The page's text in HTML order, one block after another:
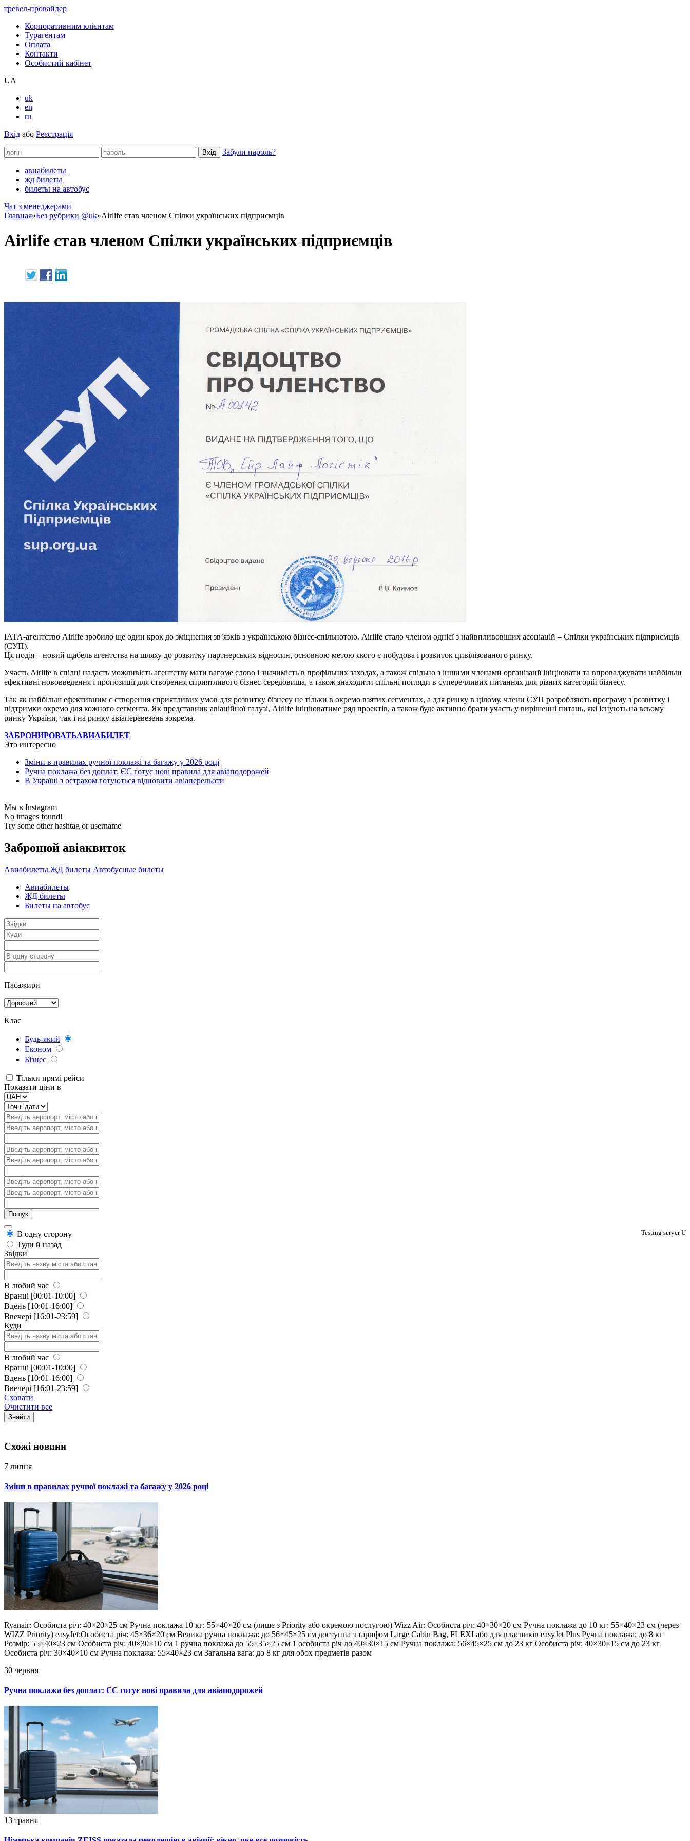
тревел-провайдер
Корпоративним клієнтам
Турагентам
Оплата
Контакти
Особистий кабінет
UA
uk
en
ru
Вхід або Реєстрація
Забули пароль?
авиабилеты
жд билеты
билеты на автобус
Чат з менеджерами
Главная»Без рубрики @uk»Airlife cтав членом Спілки українських підприємців
Airlife cтав членом Спілки українських підприємців
ІАТА-агентство Airlife зробило ще один крок до зміцнення зв’язків з українською бізнес-спільнотою. Airlife стало членом однієї з найвпливовіших асоціацій – Спілки українських підприємців
(СУП).
Ця подія – новий щабель агентства на шляху до розвитку партнерських відносин, основною метою якого є побудова і розвиток цивілізованого ринку.
Участь Airlife в спілці надасть можливість агентству мати вагоме слово і значимість в профільних заходах, а також спільно з іншими членами організації ініціювати та впроваджувати найбільш
ефективні нововведення і пропозиції для створення сприятливого бізнес-середовища, а також знаходити спільні погляди в суперечливих питаннях для різних категорій бізнесу.
Так як найбільш ефективним є створення сприятливих умов для розвитку бізнесу не тільки в окремо взятих сегментах, а для ринку в цілому, члени СУП розробляють програму з розвитку і
підтримки окремо для кожного сегмента. Як представник авіаційної галузі, Airlife ініціюватиме ряд проектів, а також буде активно брати участь у вирішенні питань, які існують на всьому
ринку України, так і на ринку авіаперевезень зокрема.
ЗАБРОНИРОВАТЬАВИАБИЛЕТ
Это интересно
Зміни в правилах ручної поклажі та багажу у 2026 році
Ручна поклажа без доплат: ЄС готує нові правила для авіаподорожей
В Україні з острахом готуються відновити авіаперельоти
Мы в Instagram
No images found!
Try some other hashtag or username
Забронюй авiаквиток
Авиабилеты ЖД билеты Автобусные билеты
Авиабилеты
ЖД билеты
Билеты на автобус
Пасажири
Клас
Будь-який
Економ
Бізнес
Тільки прямі рейси
Показати ціни в
Testing server U
В одну сторону
Туди й назад
Звідки
В любий час
Вранці [00:01-10:00]
Вдень [10:01-16:00]
Ввечері [16:01-23:59]
Куди
В любий час
Вранці [00:01-10:00]
Вдень [10:01-16:00]
Ввечері [16:01-23:59]
Сховати
Очистити все
Знайти
Схожi новини
7 липня
Зміни в правилах ручної поклажі та багажу у 2026 році
Ryanair: Особиста річ: 40×20×25 см Ручна поклажа 10 кг: 55×40×20 см (лише з Priority або окремою послугою) Wizz Air: Особиста річ: 40×30×20 см Ручна поклажа до 10 кг: 55×40×23 см (через
WIZZ Priority) easyJet:Особиста річ: 45×36×20 см Велика ручна поклажа: до 56×45×25 см доступна з тарифом Large Cabin Bag, FLEXI або для власників easyJet Plus Ручна поклажа: до 8 кг
Розмір: 55×40×23 см Особиста річ: 40×30×10 см 1 ручна поклажа до 55×35×25 см 1 особиста річ до 40×30×15 см Ручна поклажа: 56×45×25 см до 23 кг Особиста річ: 40×30×15 см до 23 кг
Особиста річ: 30×40×10 см Ручна поклажа: 55×40×23 см Загальна вага: до 8 кг для обох предметів разом
30 червня
Ручна поклажа без доплат: ЄС готує нові правила для авіаподорожей
13 травня